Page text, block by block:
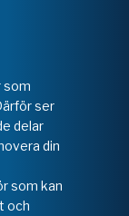
som
ser
delar
din
som kan
och